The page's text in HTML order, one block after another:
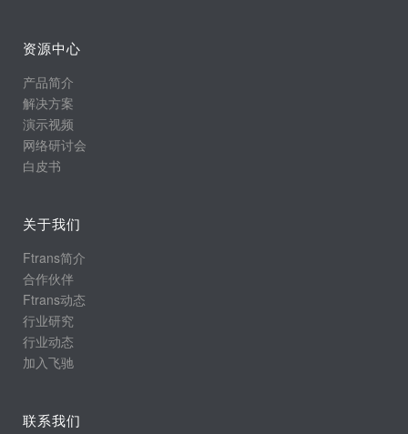
资源中心
产品简介
解决方案
演示视频
网络研讨会
白皮书
关于我们
Ftrans简介
合作伙伴
Ftrans动态
行业研究
行业动态
加入飞驰
联系我们